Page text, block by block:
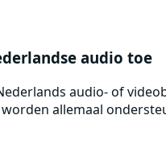
audio toe
audio- of
worden allemaal